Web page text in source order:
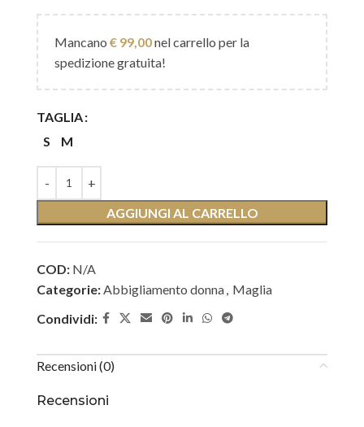
Mancano € 99,00nel carrello per la
spedizione gratuita!
TAGLIA
S
M
AGGIUNGI AL CARRELLO
COD: N/A
Categorie: Abbigliamento donna Maglia
Condividi:
Recensioni (0)
Recensioni